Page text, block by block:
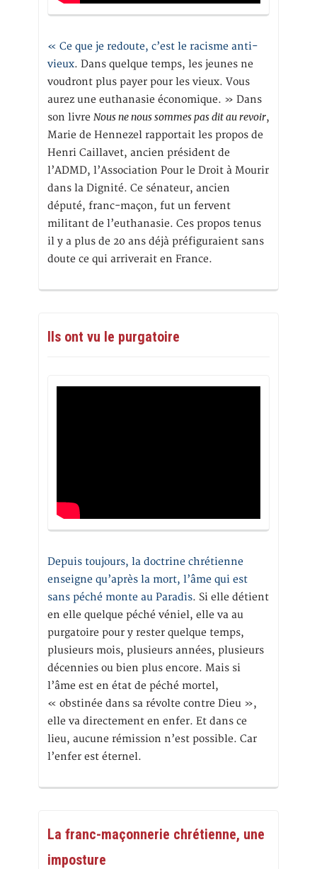
« Ce que je redoute, c’est le racisme anti-
vieux. Dans quelque temps, les jeunes ne
voudront plus payer pour les vieux. Vous
aurez une euthanasie économique. » Dans
son livre Nous ne nous sommes pas dit au revoir,
Marie de Hennezel rapportait les propos de
Henri Caillavet, ancien président de
l’ADMD, l’Association Pour le Droit à Mourir
dans la Dignité. Ce sénateur, ancien
député, franc-maçon, fut un fervent
militant de l’euthanasie. Ces propos tenus
il y a plus de 20 ans déjà préfiguraient sans
doute ce qui arriverait en France.
Ils ont vu le purgatoire
Depuis toujours, la doctrine chrétienne
enseigne qu’après la mort, l’âme qui est
sans péché monte au Paradis. Si elle détient
en elle quelque péché véniel, elle va au
purgatoire pour y rester quelque temps,
plusieurs mois, plusieurs années, plusieurs
décennies ou bien plus encore. Mais si
l’âme est en état de péché mortel,
« obstinée dans sa révolte contre Dieu »,
elle va directement en enfer. Et dans ce
lieu, aucune rémission n’est possible. Car
l’enfer est éternel.
La franc-maçonnerie chrétienne, une
imposture